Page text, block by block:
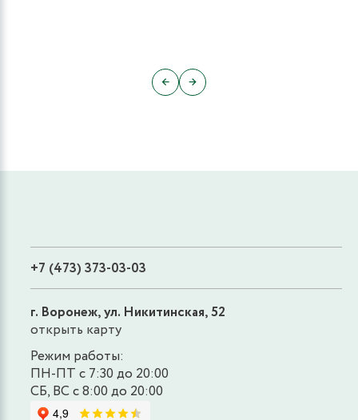
← →
+7 (473) 373-03-03
г. Воронеж, ул. Никитинская, 52
открыть карту
Режим работы:
ПН-ПТ с 7:30 до 20:00
СБ, ВС с 8:00 до 20:00